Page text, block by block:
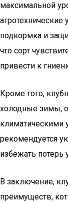
максимальной
агротехнические
подкормка и
что сорт
привести к
Кроме того,
холодные зимы,
климатическими
рекомендуется
избежать потерь
В заключение,
преимуществ,